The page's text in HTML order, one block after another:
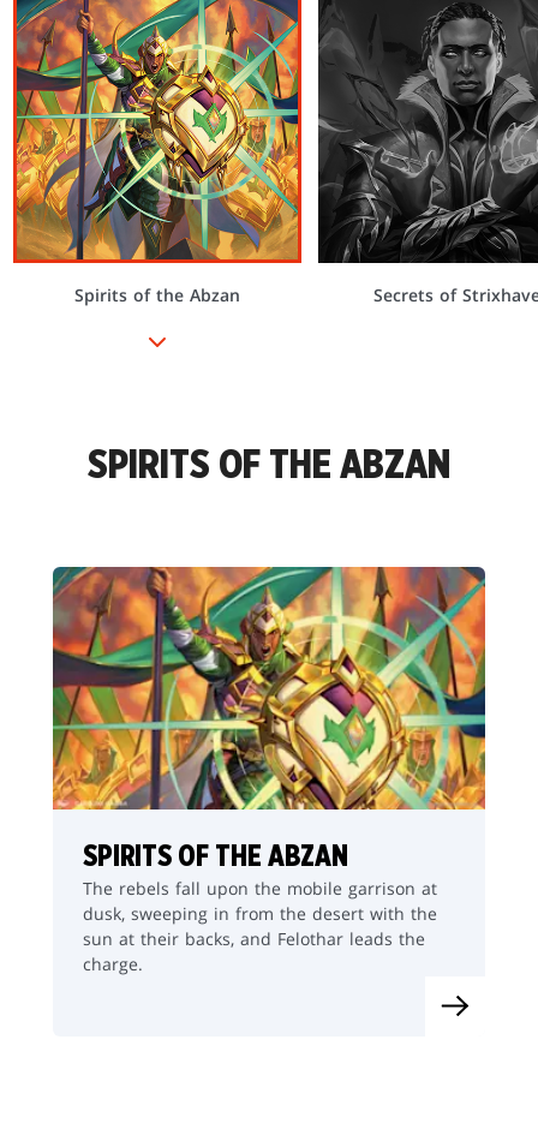
Spirits of the Abzan Secrets of
SPIRITS OF THE ABZAN
SPIRITS OF THE ABZAN
The rebels fall upon the mobile garrison at
dusk, sweeping in from the desert with the
sun at their backs, and Felothar leads the
charge.